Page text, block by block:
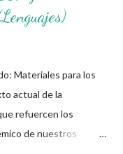
Materiales para los
actual de la
refuercen los
de nuestros